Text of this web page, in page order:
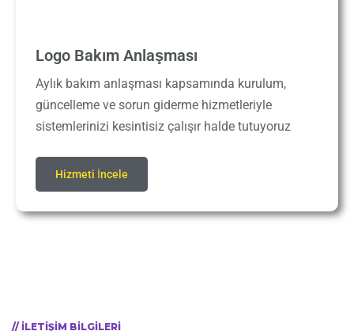
Logo Bakım Anlaşması
Aylık bakım anlaşması kapsamında kurulum,
güncelleme ve sorun giderme hizmetleriyle
sistemlerinizi kesintisiz çalışır halde tutuyoruz
Hizmeti İncele
// ILETIŞIM BILGILERI